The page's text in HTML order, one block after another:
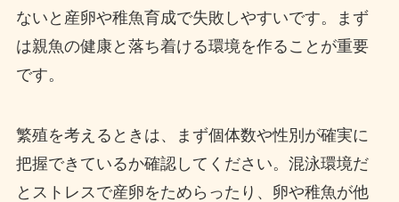
ないと産卵や稚魚育成で失敗しやすいです。まず
は親魚の健康と落ち着ける環境を作ることが重要
です。
繁殖を考えるときは、まず個体数や性別が確実に
把握できているか確認してください。混泳環境だ
とストレスで産卵をためらったり、卵や稚魚が他